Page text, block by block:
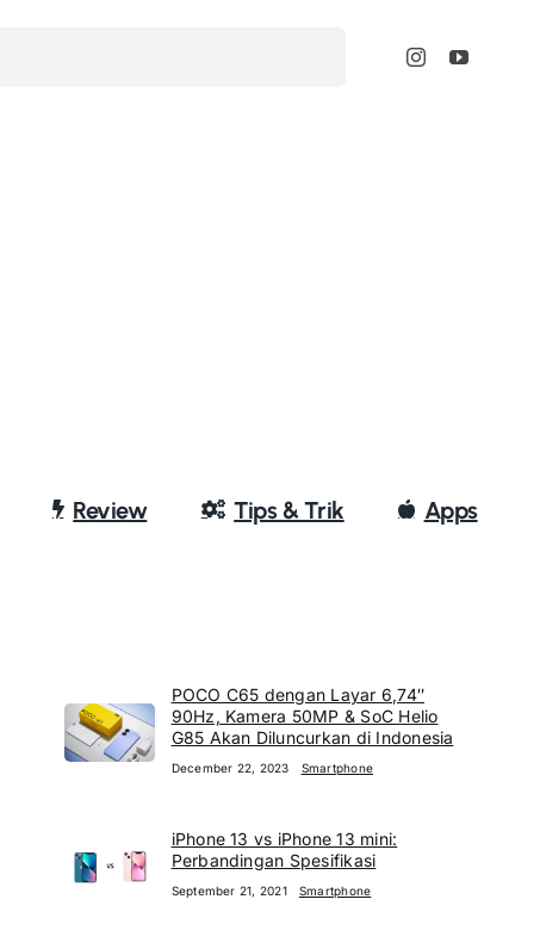
Review Tips & Trik Apps
POCO C65 dengan Layar 6,74″
90Hz, Kamera 50MP & SoC Helio
G85 Akan Diluncurkan di Indonesia
December 22, 2023 Smartphone
iPhone 13 vs iPhone 13 mini:
Perbandingan Spesifikasi
September 21, 2021 Smartphone